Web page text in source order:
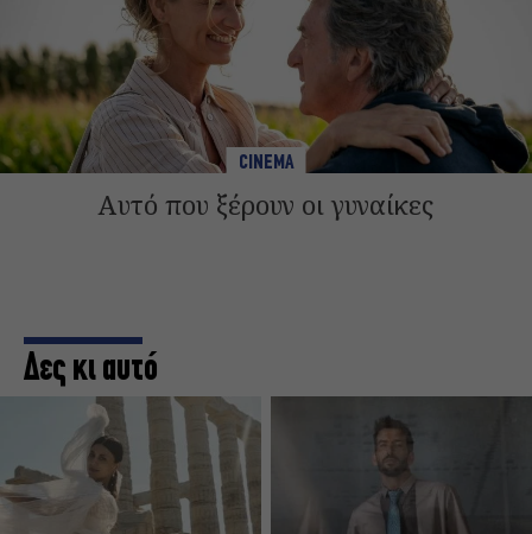
CINEMA
Αυτό που ξέρουν οι γυναίκες
Δες κι αυτό